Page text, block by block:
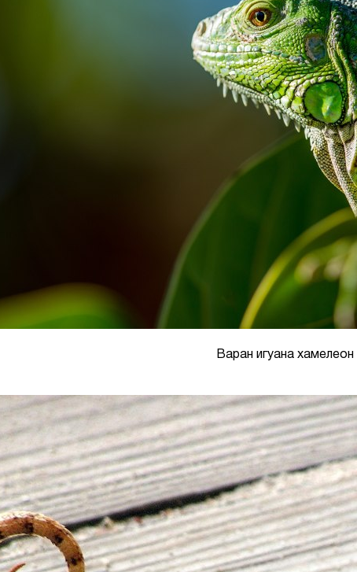
Варан игуана хамелеон